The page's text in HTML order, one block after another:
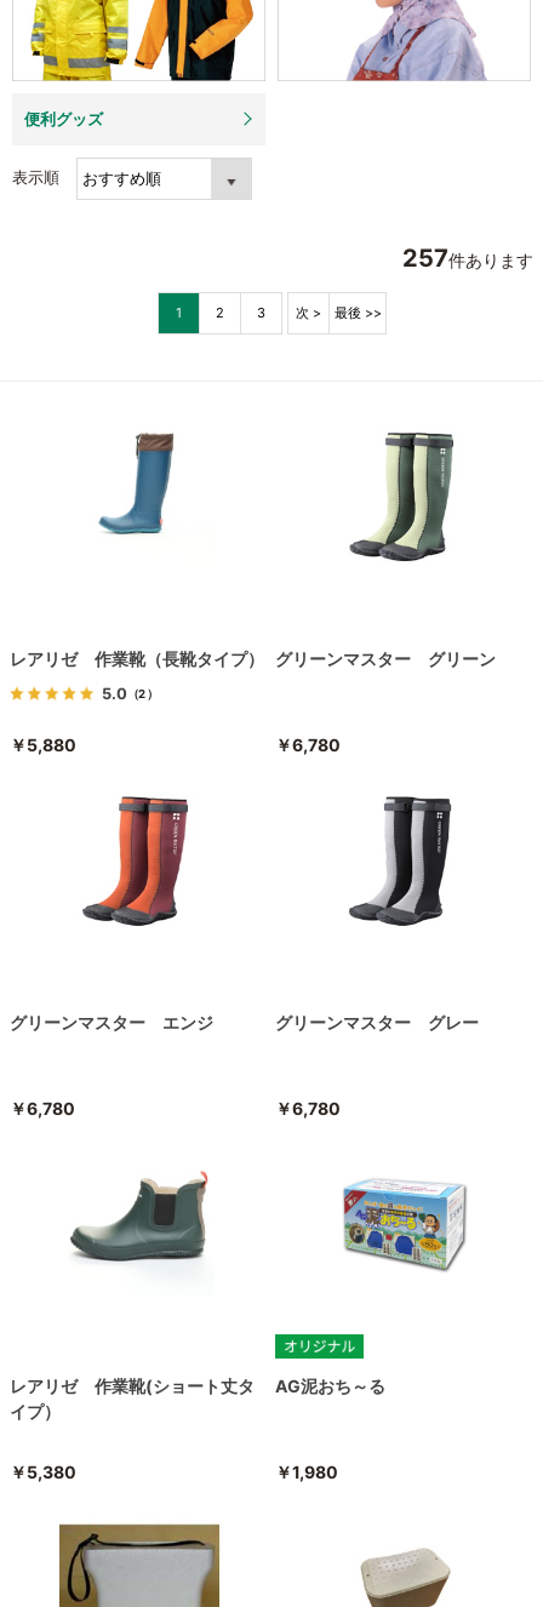
便利グッズ
表示順
257件あります
1 2 3 次 > 最後 >>
レアリゼ 作業靴（長靴タイプ）
5.0 （2）
￥5,880
グリーンマスター グリーン
￥6,780
グリーンマスター エンジ
￥6,780
グリーンマスター グレー
￥6,780
レアリゼ 作業靴(ショート丈タ
イプ）
￥5,380
AG泥おち～る
￥1,980